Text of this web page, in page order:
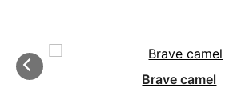
Brave camel